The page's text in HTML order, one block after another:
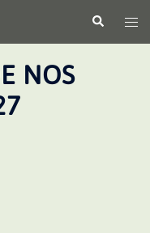
le
NOS